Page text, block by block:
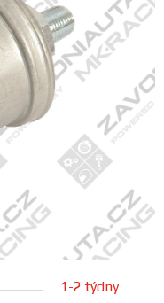
1-2 týdny